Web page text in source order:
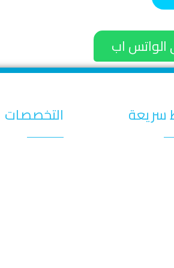
الواتس اب
سريعة التخصصات